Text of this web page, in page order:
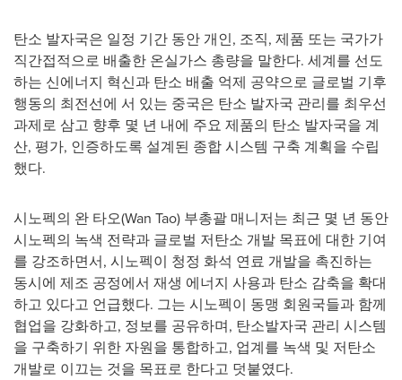
탄소 발자국은 일정 기간 동안 개인, 조직, 제품 또는 국가가
직간접적으로 배출한 온실가스 총량을 말한다. 세계를 선도
하는 신에너지 혁신과 탄소 배출 억제 공약으로 글로벌 기후
행동의 최전선에 서 있는 중국은 탄소 발자국 관리를 최우선
과제로 삼고 향후 몇 년 내에 주요 제품의 탄소 발자국을 계
산, 평가, 인증하도록 설계된 종합 시스템 구축 계획을 수립
했다.
시노펙의 완 타오(Wan Tao) 부총괄 매니저는 최근 몇 년 동안
시노펙의 녹색 전략과 글로벌 저탄소 개발 목표에 대한 기여
를 강조하면서, 시노펙이 청정 화석 연료 개발을 촉진하는
동시에 제조 공정에서 재생 에너지 사용과 탄소 감축을 확대
하고 있다고 언급했다. 그는 시노펙이 동맹 회원국들과 함께
협업을 강화하고, 정보를 공유하며, 탄소발자국 관리 시스템
을 구축하기 위한 자원을 통합하고, 업계를 녹색 및 저탄소
개발로 이끄는 것을 목표로 한다고 덧붙였다.